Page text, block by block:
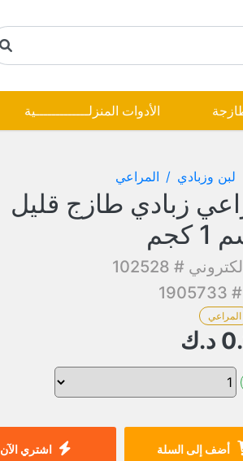
الأدوات المنزلـــــــــــــية
لبن وزبادي المراعي
زبادي طازج قليل
# 102528
المراعي
د.ك
أضف إلى السلة اشتري الآن